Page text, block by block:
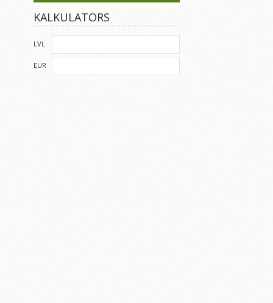
KALKULATORS
LVL
EUR